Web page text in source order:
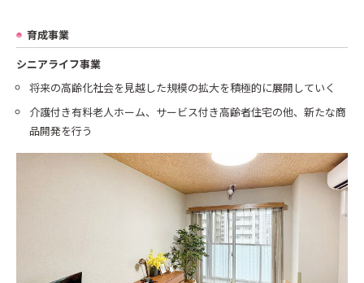
育成事業
シニアライフ事業
将来の高齢化社会を見越した規模の拡大を積極的に展開していく
介護付き有料老人ホーム、サービス付き高齢者住宅の他、新たな商
品開発を行う